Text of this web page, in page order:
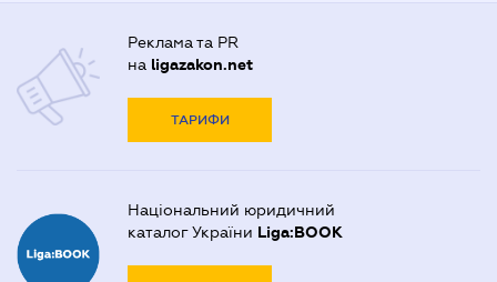
Реклама та PR
на ligazakon.net
ТАРИФИ
Національний юридичний
каталог України Liga:BOOK